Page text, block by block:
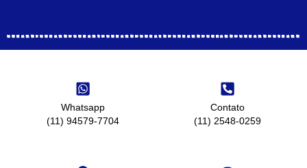
Whatsapp
(11) 94579-7704
Contato
(11) 2548-0259